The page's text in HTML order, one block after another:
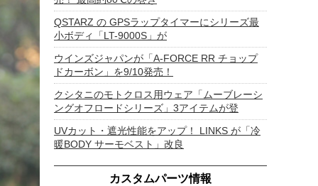
QSTARZ の GPSラップタイマーにシリーズ最
小ボディ「LT-9000S」が
ウインズジャパンが「A-FORCE RR チョップ
ドカーボン」を9/10発売！
クシタニのモトクロス用ウェア「ムーブレーシ
ングオフロードシリーズ」3アイテムが登
UVカット・遮光性能をアップ！ LINKS が「冷
暖BODY サーモベスト」改良
カスタムパーツ情報